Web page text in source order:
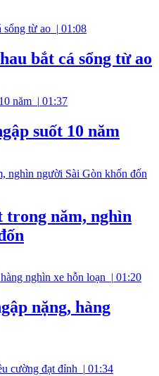
| 01:08
bắt cá sổng từ ao
| 01:37
suốt 10 năm
trong năm, nghìn
| 01:20
nặng, hàng
| 01:34